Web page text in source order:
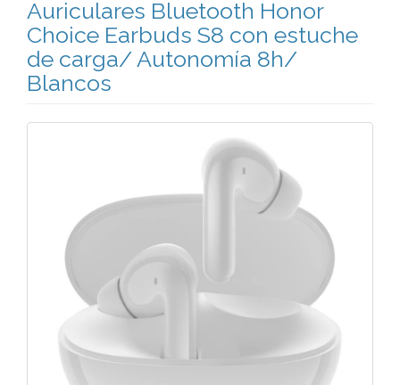
Auriculares Bluetooth Honor
Choice Earbuds S8 con estuche
de carga/ Autonomía 8h/
Blancos